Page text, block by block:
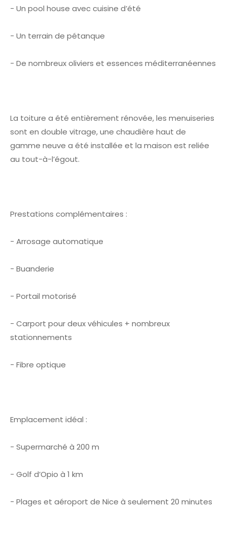
- Un pool house avec cuisine d’été
- Un terrain de pétanque
- De nombreux oliviers et essences méditerranéennes
La toiture a été entièrement rénovée, les menuiseries
sont en double vitrage, une chaudière haut de
gamme neuve a été installée et la maison est reliée
au tout-à-l’égout.
Prestations complémentaires :
- Arrosage automatique
- Buanderie
- Portail motorisé
- Carport pour deux véhicules + nombreux
stationnements
- Fibre optique
Emplacement idéal :
- Supermarché à 200 m
- Golf d’Opio à 1 km
- Plages et aéroport de Nice à seulement 20 minutes